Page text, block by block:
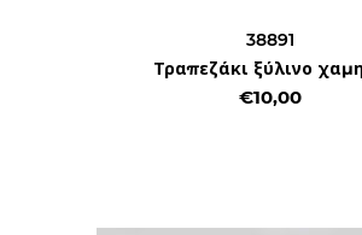
38891
Τραπεζάκι ξύλινο
€10,00